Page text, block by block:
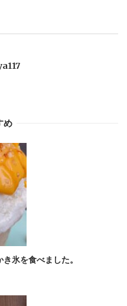
め
氷を食べました。